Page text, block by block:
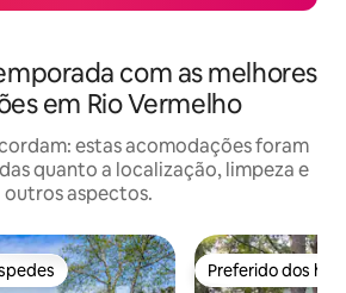
com as melhores
em Rio Vermelho
estas acomodações foram
quanto a localização, limpeza e
outros aspectos.
dos hóspedes Preferido dos
Preferido dos